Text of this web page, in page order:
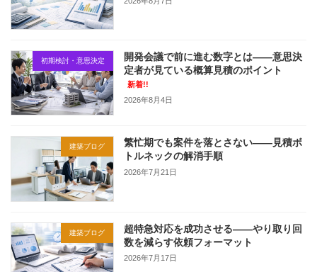
初期検討・意思決定
開発会議で前に進む数字とは——意思決
定者が見ている概算見積のポイント
新着!!
2026年8月4日
建築ブログ
繁忙期でも案件を落とさない——見積ボ
トルネックの解消手順
2026年7月21日
建築ブログ
超特急対応を成功させる——やり取り回
数を減らす依頼フォーマット
2026年7月17日